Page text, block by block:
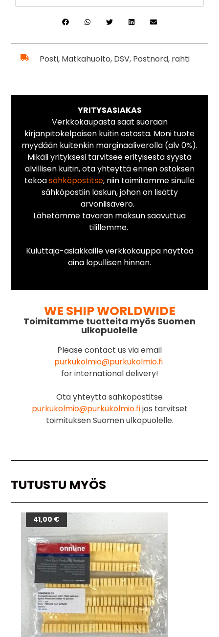
Posti, Matkahuolto, DSV, Postnord, rahti
YRITYSASIAKAS
Verkkokaupasta saat suoraan
kirjanpitokelpoisen kuitin ostosta. Moni tuote
myydään kuitenkin marginaaliverolla (alv 0%).
Mikäli yrityksesi tarvitsee erityisestä syystä
alvillisen kuitin, ota yhteyttä ennen ostoksen
tekoasähköpostitse, niin toimitamme sinulle
sähköpostiin laskun, johon on lisätty
arvonlisävero.
Lähetämme tavaran maksun saavuttua
tilillemme.
Kuluttaja-asiakkaille verkkokauppa näyttää
aina lopullisen hinnan.
WE SHIP WORLDWIDE
Toimitamme tuotteita myös Suomen
ulkopuolelle
Please contact us via email
purkukolmio@purkukolmio.fi
for international delivery!
Ota yhteyttä sähköpostitse
purkukolmio@purkukolmio.fijos tarvitset
toimituksen Suomen ulkopuolelle.
TUTUSTU MYÖS
41,00 €